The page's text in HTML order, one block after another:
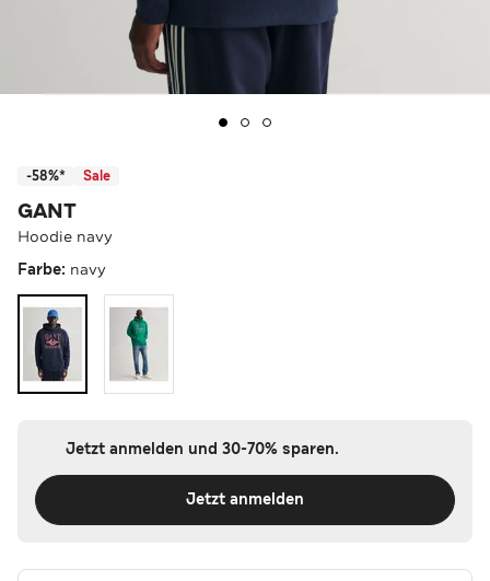
-58%* Sale
GANT
Hoodie navy
Farbe: navy
Jetzt anmelden und 30-70% sparen.
Jetzt anmelden